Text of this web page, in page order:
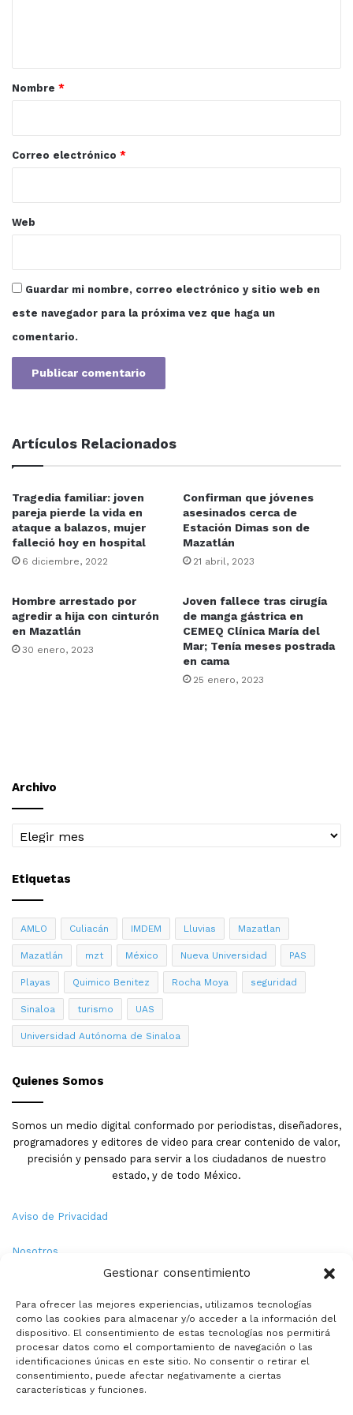
Gestionar consentimiento
Para ofrecer las mejores experiencias, utilizamos tecnologías
como las cookies para almacenar y/o acceder a la información del
dispositivo. El consentimiento de estas tecnologías nos permitirá
procesar datos como el comportamiento de navegación o las
identificaciones únicas en este sitio. No consentir o retirar el
consentimiento, puede afectar negativamente a ciertas
características y funciones.
r
*
Nombre *
Correo electrónico *
Web
Guardar mi nombre, correo electrónico y sitio web en
este navegador para la próxima vez que haga un
comentario.
Artículos Relacionados
Tragedia familiar: joven
pareja pierde la vida en
ataque a balazos, mujer
falleció hoy en hospital
6 diciembre, 2022
Confirman que jóvenes
asesinados cerca de
Estación Dimas son de
Mazatlán
21 abril, 2023
Hombre arrestado por
agredir a hija con cinturón
en Mazatlán
30 enero, 2023
Joven fallece tras cirugía
de manga gástrica en
CEMEQ Clínica María del
Mar; Tenía meses postrada
en cama
25 enero, 2023
Archivo
Archivo
Etiquetas
AMLO Culiacán IMDEM Lluvias Mazatlan
Mazatlán mzt México Nueva Universidad PAS
Playas Quimico Benitez Rocha Moya seguridad
Sinaloa turismo UAS
Universidad Autónoma de Sinaloa
Quienes Somos
Somos un medio digital conformado por periodistas, diseñadores,
programadores y editores de video para crear contenido de valor,
precisión y pensado para servir a los ciudadanos de nuestro
estado, y de todo México.
Aviso de Privacidad
Nosotros
Política de Cookies
Contacto